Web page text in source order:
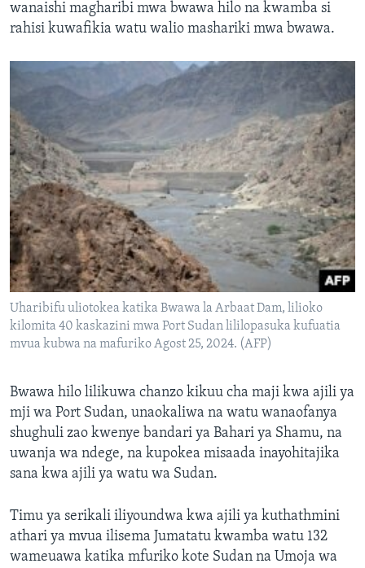
wanaishi magharibi mwa bwawa hilo na kwamba si
rahisi kuwafikia watu walio mashariki mwa bwawa.
Uharibifu uliotokea katika Bwawa la Arbaat Dam, lilioko
kilomita 40 kaskazini mwa Port Sudan lililopasuka kufuatia
mvua kubwa na mafuriko Agost 25, 2024. (AFP)
Bwawa hilo lilikuwa chanzo kikuu cha maji kwa ajili ya
mji wa Port Sudan, unaokaliwa na watu wanaofanya
shughuli zao kwenye bandari ya Bahari ya Shamu, na
uwanja wa ndege, na kupokea misaada inayohitajika
sana kwa ajili ya watu wa Sudan.
Timu ya serikali iliyoundwa kwa ajili ya kuthathmini
athari ya mvua ilisema Jumatatu kwamba watu 132
wameuawa katika mfuriko kote Sudan na Umoja wa